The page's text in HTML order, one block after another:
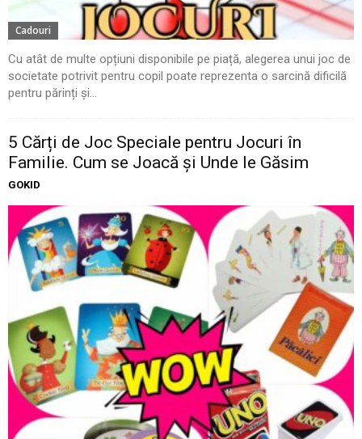
Cadouri
Cu atât de multe opțiuni disponibile pe piață, alegerea unui joc de
societate potrivit pentru copil poate reprezenta o sarcină dificilă
pentru părinți și...
5 Cărți de Joc Speciale pentru Jocuri în
Familie. Cum se Joacă și Unde le Găsim
GOKID